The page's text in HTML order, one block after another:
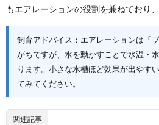
もエアレーションの役割を兼ねており
飼育アドバイス：エアレーションは「
がちですが、水を動かすことで水温・
ります。小さな水槽ほど効果が出やす
てみてください。
関連記事